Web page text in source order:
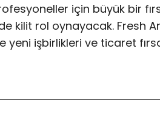
için büyük bir
kilit rol oynayacak. Fresh
yeni işbirlikleri ve ticaret